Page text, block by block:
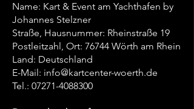
Name: Kart & Event am Yachthafen by
Johannes Stelzner
Straße, Hausnummer: Rheinstraße 19
Postleitzahl, Ort: 76744 Wörth am Rhein
Land: Deutschland
E-Mail: info@kartcenter-woerth.de
Tel.: 07271-4088300